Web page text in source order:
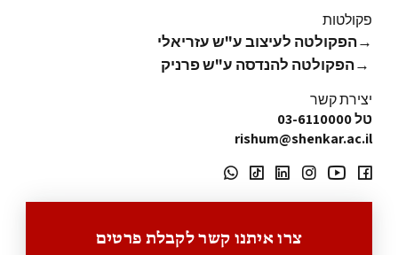
פקולטות
→הפקולטה לעיצוב ע"ש עזריאלי
→הפקולטה להנדסה ע"ש פרניק
יצירת קשר
טל 03-6110000
rishum@shenkar.ac.il
צרו איתנו קשר לקבלת פרטים